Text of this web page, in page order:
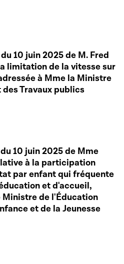
10 juin 2025 de M. Fred
limitation de la vitesse sur
à Mme la Ministre
Travaux publics
10 juin 2025 de Mme
à la participation
par enfant qui fréquente
et d'accueil,
Ministre de l'Éducation
et de la Jeunesse
Bofferding au sujet de
le sport, ainsi qu'une
et un Code de bonne
cette séquence
et des munitions
cette séquence
41 de Mme Francine
de la mise en oeuvre